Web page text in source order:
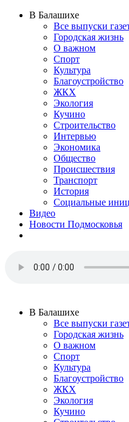
В Балашихе
Все выпуски
Городская жизнь
О важном
Спорт
Культура
Благоустройство
ЖКХ
Экология
Кучино
Строительство
Интервью
Экономика
Общество
Происшествия
Транспорт
История
Социальные
Видео
Новости Подмосковья
В Балашихе
Все выпуски
Городская жизнь
О важном
Спорт
Культура
Благоустройство
ЖКХ
Экология
Кучино